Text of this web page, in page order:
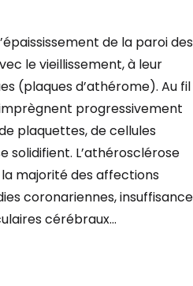
de la paroi des
le vieillissement, à leur
(plaques d’athérome). Au fil
progressivement
plaquettes, de cellules
solidifient. L’athérosclérose
majorité des affections
coronariennes, insuffisance
cérébraux…